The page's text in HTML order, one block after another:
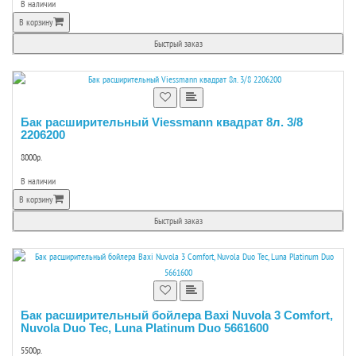
В наличии
В корзину
Быстрый заказ
Бак расширительный Viessmann квадрат 8л. 3/8
2206200
8000р.
В наличии
В корзину
Быстрый заказ
Бак расширительный бойлера Baxi Nuvola 3 Comfort,
Nuvola Duo Tec, Luna Platinum Duo 5661600
5500р.